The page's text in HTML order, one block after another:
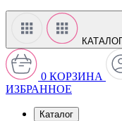
0 КОРЗИНА
ИЗБРАННОЕ
Каталог